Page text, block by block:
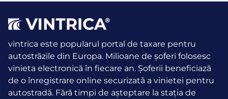
vintrica este popularul portal de taxare pentru
autostrăzile din Europa. Milioane de șoferi folosesc
vinieta electronică în fiecare an. Șoferii beneficiază
de o înregistrare online securizată a vinietei pentru
autostradă. Fără timpi de așteptare la stația de